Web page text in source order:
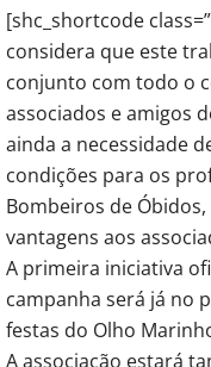
[shc_shortcode
considera que este
conjunto com todo o
associados e amigos
ainda a necessidade
condições para os
Bombeiros de
vantagens aos
A primeira iniciativa
campanha será já no
festas do Olho
A associação estará